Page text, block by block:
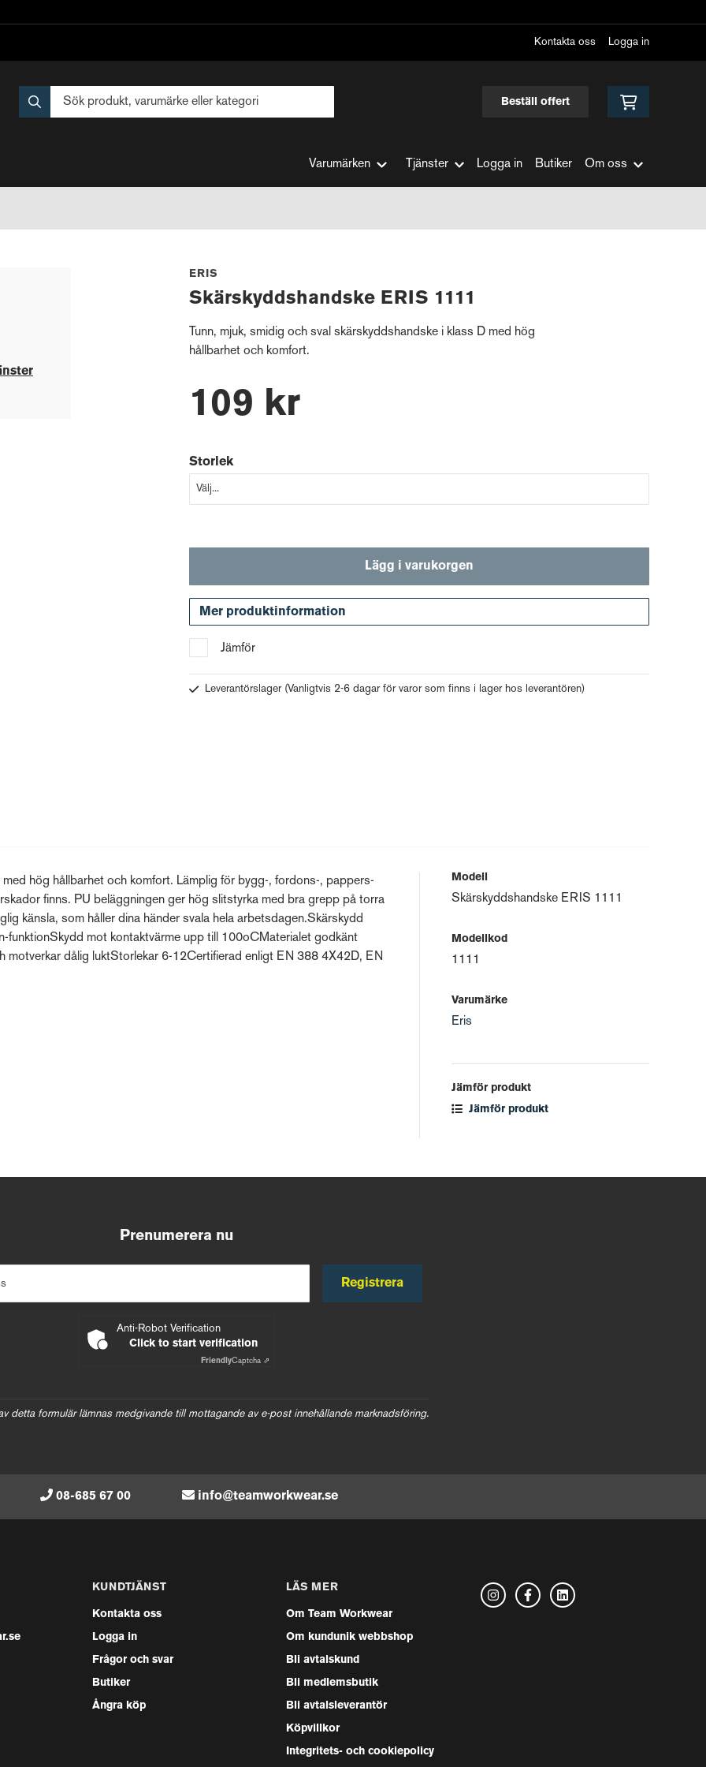
Kontakta oss Logga in
Beställ offert
Varumärken Tjänster Logga in Butiker Om oss
ERIS
Skärskyddshandske ERIS 1111
Tunn, mjuk, smidig och sval skärskyddshandske i klass D med hög
hållbarhet och komfort.
109 kr
Storlek
Lägg i varukorgen
Mer produktinformation
Jämför
Leverantörslager (Vanligtvis 2-6 dagar för varor som finns i lager hos leverantören)
hög hållbarhet och komfort. Lämplig för bygg-, fordons-, pappers-
finns. PU beläggningen ger hög slitstyrka med bra grepp på torra
känsla, som håller dina händer svala hela arbetsdagen.Skärskydd
funktionSkydd mot kontaktvärme upp till 100oCMaterialet godkänt
motverkar dålig luktStorlekar 6-12Certifierad enligt EN 388 4X42D, EN
Modell
Skärskyddshandske ERIS 1111
Modellkod
1111
Varumärke
Eris
Jämför produkt
Jämför produkt
Prenumerera nu
Registrera
Anti-Robot Verification
Click to start verification
FriendlyCaptcha ⇗
detta formulär lämnas medgivande till mottagande av e-post innehållande marknadsföring.
08-685 67 00 info@teamworkwear.se
KUNDTJÄNST
Kontakta oss
Logga in
Frågor och svar
Butiker
Ångra köp
LÄS MER
Om Team Workwear
Om kundunik webbshop
Bli avtalskund
Bli medlemsbutik
Bli avtalsleverantör
Köpvillkor
Integritets- och cookiepolicy